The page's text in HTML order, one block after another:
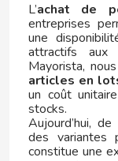
CHEETOS
CHIPS AHOY
CHOCOLATES
CHUPA CHUPS
L’achat de
entreprises
une
attractifs aux
Mayorista,
articles en
un coût
stocks.
Aujourd’hui,
des variantes
constitue une